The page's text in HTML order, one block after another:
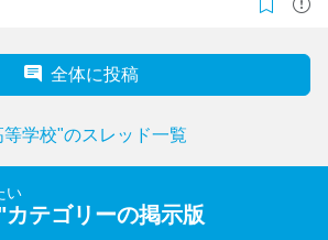
全体に投稿
学校"のスレッド一覧
い
カテゴリーの掲示版